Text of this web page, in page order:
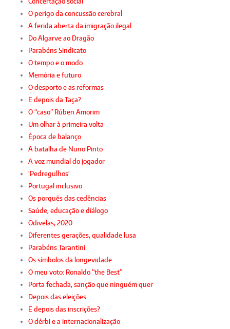
O perigo da concussão cerebral
A ferida aberta da imigração ilegal
Do Algarve ao Dragão
Parabéns Sindicato
O tempo e o modo
Memória e futuro
O desporto e as reformas
E depois da Taça?
O “caso” Rúben Amorim
Um olhar à primeira volta
Época de balanço
A batalha de Nuno Pinto
A voz mundial do jogador
'Pedregulhos'
Portugal inclusivo
Os porquês das cedências
Saúde, educação e diálogo
Odivelas, 2020
Diferentes gerações, qualidade lusa
Parabéns Tarantini
Os símbolos da longevidade
O meu voto: Ronaldo “the Best”
Porta fechada, sanção que ninguém quer
Depois das eleições
E depois das inscrições?
O dérbi e a internacionalização